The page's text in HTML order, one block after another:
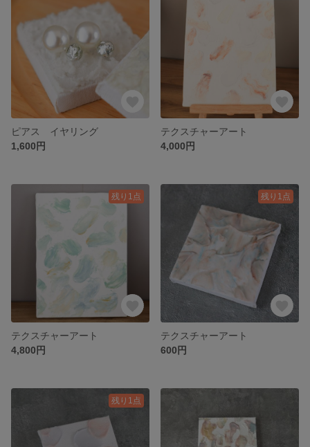
ピアス イヤリング
1,600円
テクスチャーアート
4,000円
残り1点
テクスチャーアート
4,800円
残り1点
テクスチャーアート
600円
残り1点